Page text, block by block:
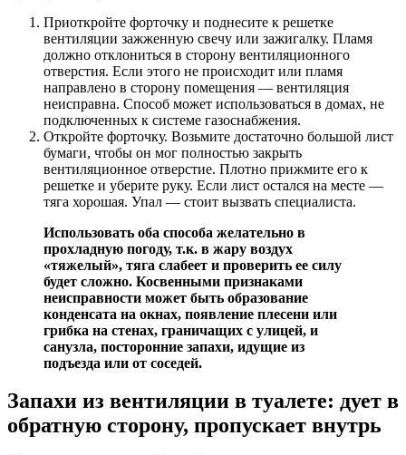
Приоткройте форточку и поднесите к решетке
вентиляции зажженную свечу или зажигалку. Пламя
должно отклониться в сторону вентиляционного
отверстия. Если этого не происходит или пламя
направлено в сторону помещения — вентиляция
неисправна. Способ может использоваться в домах, не
подключенных к системе газоснабжения.
Откройте форточку. Возьмите достаточно большой лист
бумаги, чтобы он мог полностью закрыть
вентиляционное отверстие. Плотно прижмите его к
решетке и уберите руку. Если лист остался на месте —
тяга хорошая. Упал — стоит вызвать специалиста.
Использовать оба способа желательно в
прохладную погоду, т.к. в жару воздух
«тяжелый», тяга слабеет и проверить ее силу
будет сложно. Косвенными признаками
неисправности может быть образование
конденсата на окнах, появление плесени или
грибка на стенах, граничащих с улицей, и
санузла, посторонние запахи, идущие из
подъезда или от соседей.
Запахи из вентиляции в туалете: дует в
обратную сторону, пропускает внутрь